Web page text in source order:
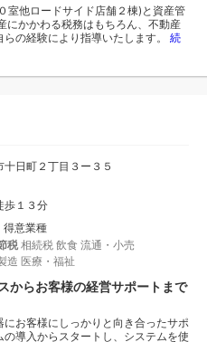
室他ロードサイド店舗２棟)と資産管
にかかわる税務はもちろん、不動産
経験により指導いたします。 続
十日町２丁目３ー３５
歩１３分
得意業種
税 相続税 飲食 流通・小売
造 医療・福祉
からお客様の経営サポートまで
お客様にしっかりと向き合ったサポ
導入からスタートし、システムを使